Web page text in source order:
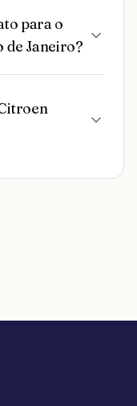
para o
de Janeiro?